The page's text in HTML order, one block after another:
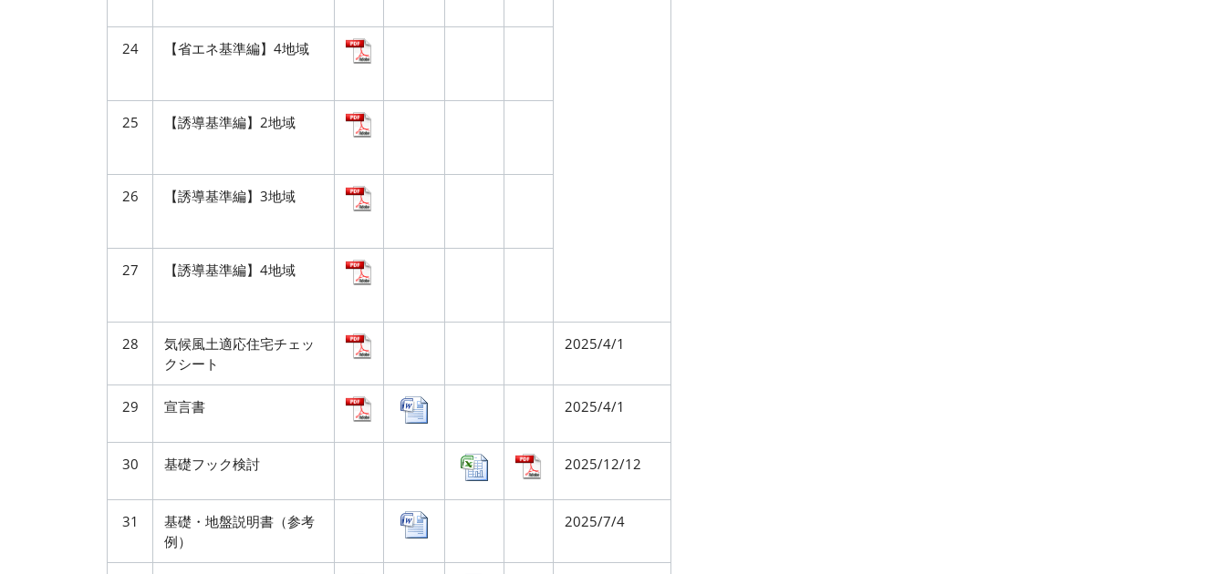
24 【省エネ基準編】4地域
25 【誘導基準編】2地域
26 【誘導基準編】3地域
27 【誘導基準編】4地域
28
気候風土適応住宅チェッ
クシート
2025/4/1
29 宣言書 2025/4/1
30 基礎フック検討 2025/12/12
31
基礎・地盤説明書（参考
例）
2025/7/4